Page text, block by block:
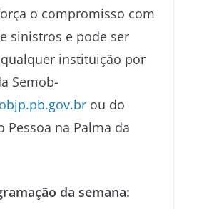
o compromisso com
sinistros e pode ser
instituição por
Semob-
ou do
Pessoa na Palma da
da semana: